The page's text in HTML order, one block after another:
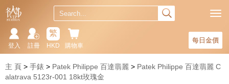
每日金價
購物車
繁
HKD
註冊
登入
主 頁 手錶 Patek Philippe 百達翡麗
Patek Philippe 百達翡麗 C
alatrava 5123r-001 18kt玫瑰金